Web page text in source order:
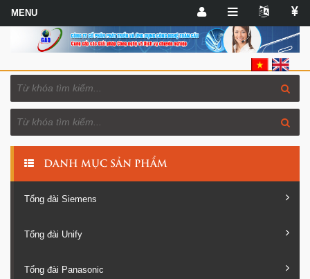
DANH MỤC SẢN PHẨM
Tổng đài Siemens
Tổng đài Unify
Tổng đài Panasonic